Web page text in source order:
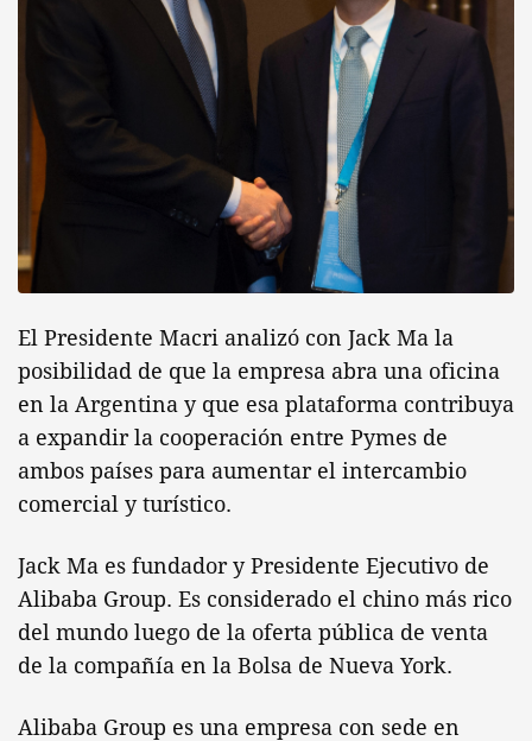
El Presidente Macri analizó con Jack Ma la
posibilidad de que la empresa abra una oficina
en la Argentina y que esa plataforma contribuya
a expandir la cooperación entre Pymes de
ambos países para aumentar el intercambio
comercial y turístico.
Jack Ma es fundador y Presidente Ejecutivo de
Alibaba Group. Es considerado el chino más rico
del mundo luego de la oferta pública de venta
de la compañía en la Bolsa de Nueva York.
Alibaba Group es una empresa con sede en